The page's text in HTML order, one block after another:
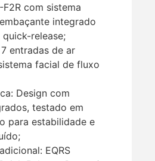
F2R com sistema
integrado
release;
entradas de ar
facial de fluxo
Design com
testado em
para estabilidade e
EQRS